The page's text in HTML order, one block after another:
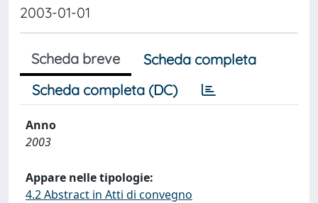
2003-01-01
Scheda breve
Scheda completa
Scheda completa (DC)
Anno
2003
Appare nelle tipologie:
4.2 Abstract in Atti di convegno